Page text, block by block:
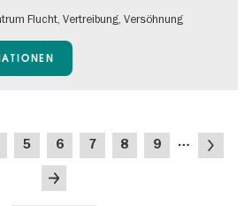
Flucht, Vertreibung, Versöhnung
Seite
5 Seite
6 Seite
7 Seite
8 Seite
9 …
Nächste
Letzte